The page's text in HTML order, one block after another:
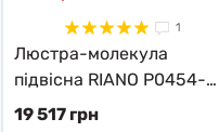
1
Люстра-молекула
підвісна RIANO P0454-
08D-SDAA Zuma Line
19 517 грн